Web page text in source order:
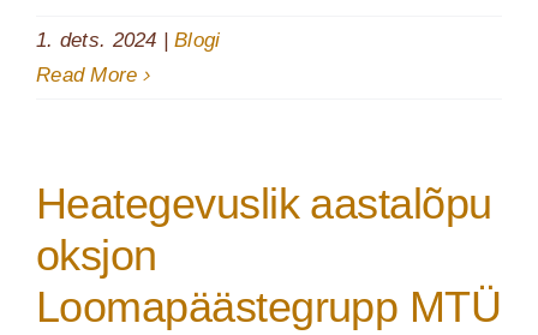
1. dets. 2024 | Blogi
Read More
Heategevuslik aastalõpu
oksjon
Loomapäästegrupp MTÜ